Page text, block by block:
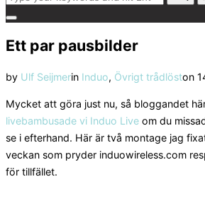
for:
Toggle
&
navigation
Ett par pausbilder
by Ulf Seijmerin Induo, Övrigt trådlöston
Mycket att göra just nu, så bloggandet
livebambusade vi Induo Live om du
se i efterhand. Här är två montage jag
veckan som pryder induowireless.com
för tillfället.